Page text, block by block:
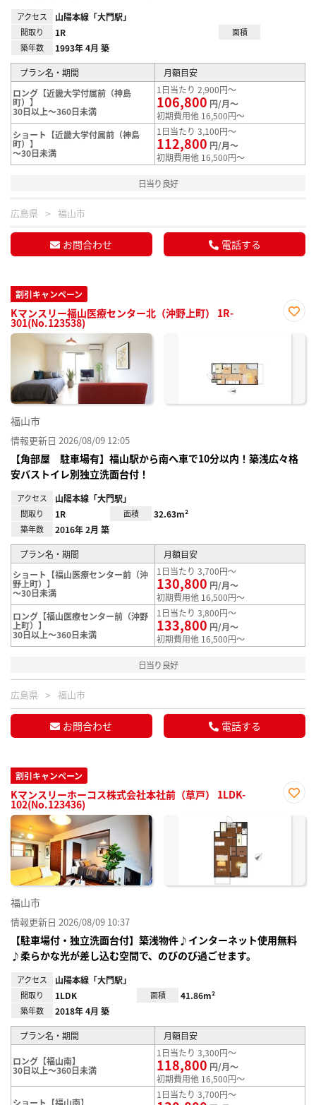
アクセス 山陽本線「大門駅」
間取り 1R
面積
築年数
1993年 4月 築
プラン名・期間
月額目安
ロング【近畿大学付属前（神島
町）】
30日以上～360日未満
1日当たり 2,900円～
106,800 円/月～
初期費用他 16,500円～
ショート【近畿大学付属前（神島
町）】
～30日未満
1日当たり 3,100円～
112,800 円/月～
初期費用他 16,500円～
日当り良好
広島県 福山市
お問合わせ 電話する
割引キャンペーン
Kマンスリー福山医療センター北（沖野上町） 1R-
301(No.123538)
に入
福山市
情報更新日 2026/08/09 12:05
【角部屋 駐車場有】福山駅から南へ車で10分以内！築浅広々格
安バストイレ別独立洗面台付！
アクセス 山陽本線「大門駅」
間取り 1R 面積 32.63m²
築年数 2016年 2月 築
プラン名・期間
月額目安
ショート【福山医療センター前（沖
野上町）】
～30日未満
1日当たり 3,700円～
130,800 円/月～
初期費用他 16,500円～
ロング【福山医療センター前（沖野
上町）】
30日以上～360日未満
1日当たり 3,800円～
133,800 円/月～
初期費用他 16,500円～
日当り良好
広島県 福山市
お問合わせ 電話する
割引キャンペーン
Kマンスリーホーコス株式会社本社前（草戸） 1LDK-
102(No.123436)
に入
福山市
情報更新日 2026/08/09 10:37
【駐車場付・独立洗面台付】築浅物件♪インターネット使用無料
♪柔らかな光が差し込む空間で、のびのび過ごせます。
アクセス 山陽本線「大門駅」
間取り 1LDK 面積 41.86m²
築年数 2018年 4月 築
プラン名・期間 月額目安
ロング【福山南】
30日以上～360日未満
1日当たり 3,300円～
118,800 円/月～
初期費用他 16,500円～
ショート【福山南】
1日当たり 3,700円～